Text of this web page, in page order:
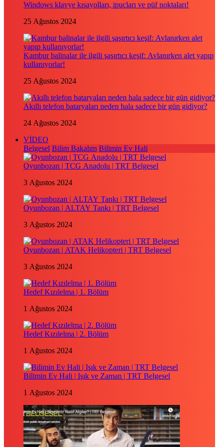
Windows klavye kısayolları, ipuçları ve püf noktaları!
25 Ağustos 2024
Kambur balinalar ile ilgili şaşırtıcı keşif: Avlanırken alet yapıp
kullanıyorlar!
25 Ağustos 2024
Akıllı telefon bataryaları neden hala sadece bir gün gidiyor?
24 Ağustos 2024
VİDEO
Belgesel Bilim Bakalım Bilimin Ev Hali
Oyunbozan | TCG Anadolu | TRT Belgesel
3 Ağustos 2024
Oyunbozan | ALTAY Tankı | TRT Belgesel
3 Ağustos 2024
Oyunbozan | ATAK Helikopteri | TRT Belgesel
3 Ağustos 2024
Hedef Kızılelma | 1. Bölüm
1 Ağustos 2024
Hedef Kızılelma | 2. Bölüm
1 Ağustos 2024
Bilimin Ev Hali | Işık ve Zaman | TRT Belgesel
1 Ağustos 2024